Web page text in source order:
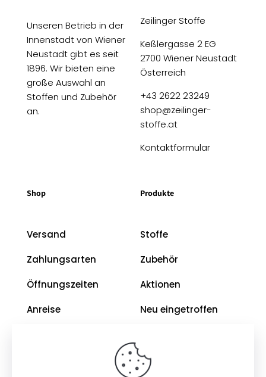
Unseren Betrieb in der
Innenstadt von Wiener
Neustadt gibt es seit
1896. Wir bieten eine
große Auswahl an
Stoffen und Zubehör
an.
Zeilinger Stoffe
Keßlergasse 2 EG
2700 Wiener Neustadt
Österreich
+43 2622 23249
shop@zeilinger-
stoffe.at
Kontaktformular
Shop
Versand
Zahlungsarten
Öffnungszeiten
Anreise
Produkte
Stoffe
Zubehör
Aktionen
Neu eingetroffen